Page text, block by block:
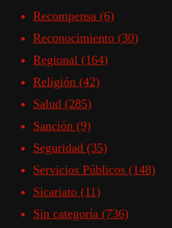
Recompensa (6)
Reconocimiento (30)
Regional (164)
Religión (42)
Salud (285)
Sanción (9)
Seguridad (35)
Servicios Públicos (148)
Sicariato (11)
Sin categoría (736)